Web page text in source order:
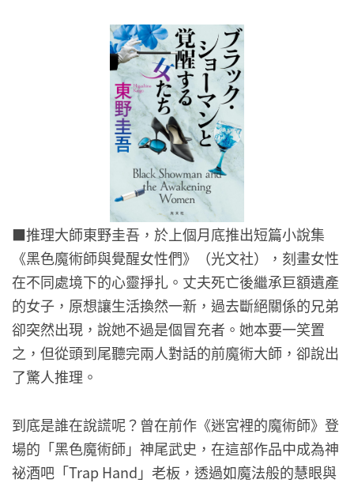
■推理大師東野圭吾，於上個月底推出短篇小說集
《黑色魔術師與覺醒女性們》（光文社），刻畫女性
在不同處境下的心靈掙扎。丈夫死亡後繼承巨額遺產
的女子，原想讓生活換然一新，過去斷絕關係的兄弟
卻突然出現，說她不過是個冒充者。她本要一笑置
之，但從頭到尾聽完兩人對話的前魔術大師，卻說出
了驚人推理。
到底是誰在說謊呢？曾在前作《迷宮裡的魔術師》登
場的「黑色魔術師」神尾武史，在這部作品中成為神
祕酒吧「Trap Hand」老板，透過如魔法般的慧眼與